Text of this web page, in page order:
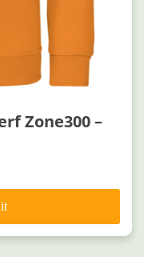
Zone300 –